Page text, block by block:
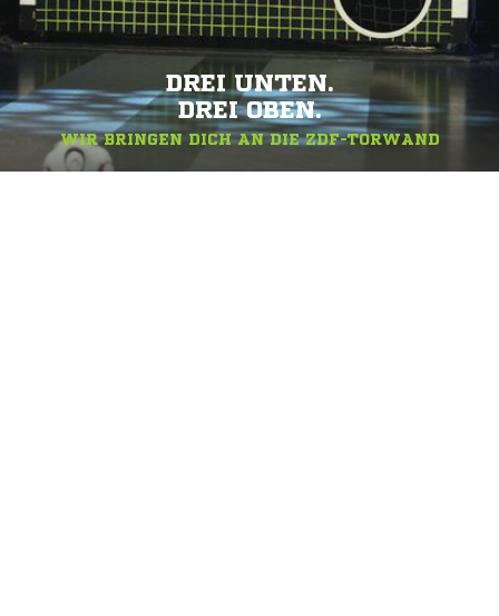
DREI UNTEN.
DREI OBEN.
WIR BRINGEN DICH AN DIE ZDF-TORWAND